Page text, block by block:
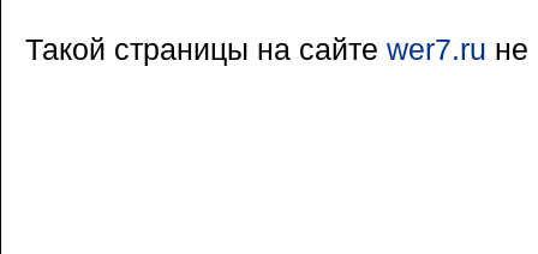
Такой страницы на сайте wer7.ru не